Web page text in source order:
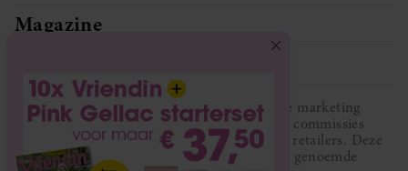
Magazine
Vriendin participeert in diverse affiliate marketing
programma’s, dat houdt in dat Vriendin commissies
ontvangt voor aankopen middels links van retailers. Deze
website wordt niet gesponsord door de genoemde